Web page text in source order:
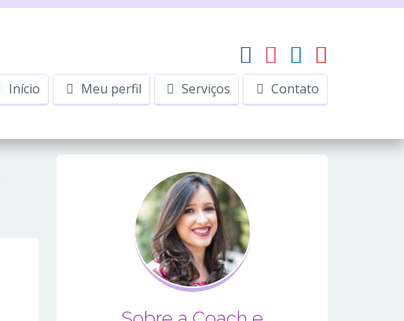
Início Meu perfil Serviços Contato